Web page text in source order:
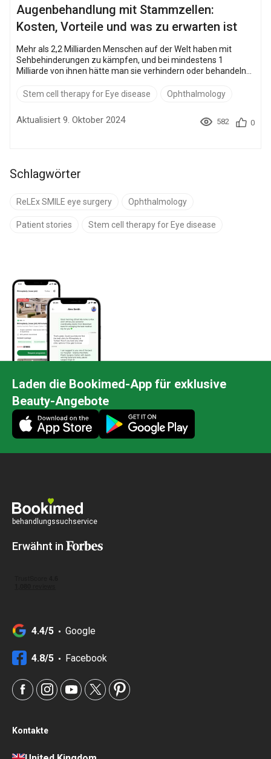
Augenbehandlung mit Stammzellen:
Kosten, Vorteile und was zu erwarten ist
Mehr als 2,2 Milliarden Menschen auf der Welt haben mit
Sehbehinderungen zu kämpfen, und bei mindestens 1
Milliarde von ihnen hätte man sie verhindern oder behandeln
vor dem Verlust der Sehkraft zu kämpfen haben, könntedie
Fortschritte bei der Wiederherstellung der Sehkraft bei
Krankheiten, die früher unbehandelbar schienen. Doch wie bei
Stem cell therapy for Eye disease Ophthalmology
Aktualisiert 9. Oktober 2024 582 0
Schlagwörter
ReLEx SMILE eye surgery Ophthalmology
Patient stories Stem cell therapy for Eye disease
Laden die Bookimed-App für exklusive
Beauty-Angebote
behandlungssuchservice
Erwähnt in
4.4/5 Google
4.8/5 Facebook
Kontakte